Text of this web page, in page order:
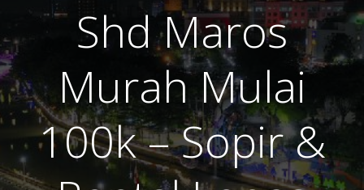
Shd Maros
Murah Mulai
100k – Sopir &